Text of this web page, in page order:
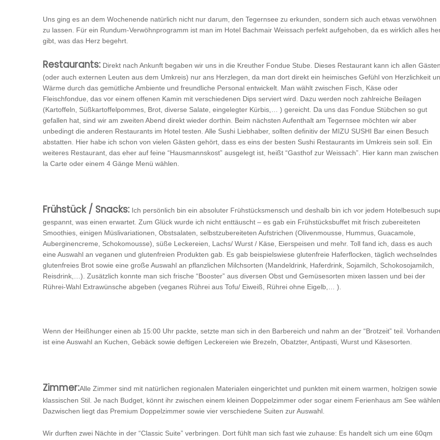
Uns ging es an dem Wochenende natürlich nicht nur darum, den Tegernsee zu erkunden, sondern sich auch etwas verwöhnen
zu lassen. Für ein Rundum-Verwöhnprogramm ist man im Hotel Bachmair Weissach perfekt aufgehoben, da es wirklich alles
gibt, was das Herz begehrt.
Restaurants: Direkt nach Ankunft begaben wir uns in die Kreuther Fondue Stube. Dieses Restaurant kann ich allen Gästen
(oder auch externen Leuten aus dem Umkreis) nur ans Herzlegen, da man dort direkt ein heimisches Gefühl von Herzlichkeit
Wärme durch das gemütliche Ambiente und freundliche Personal entwickelt. Man wählt zwischen Fisch, Käse oder
Fleischfondue, das vor einem offenen Kamin mit verschiedenen Dips serviert wird. Dazu werden noch zahlreiche Beilagen
(Kartoffeln, Süßkartoffelpommes, Brot, diverse Salate, eingelegter Kürbis,… ) gereicht. Da uns das Fondue Stübchen so gut
gefallen hat, sind wir am zweiten Abend direkt wieder dorthin. Beim nächsten Aufenthalt am Tegernsee möchten wir aber
unbedingt die anderen Restaurants im Hotel testen. Alle Sushi Liebhaber, sollten definitiv der MIZU SUSHI Bar einen Besuch
abstatten. Hier habe ich schon von vielen Gästen gehört, dass es eins der besten Sushi Restaurants im Umkreis sein soll. Ein
weiteres Restaurant, das eher auf feine “Hausmannskost” ausgelegt ist, heißt “Gasthof zur Weissach”. Hier kann man zwischen
la Carte oder einem 4 Gänge Menü wählen.
Frühstück / Snacks: Ich persönlich bin ein absoluter Frühstücksmensch und deshalb bin ich vor jedem Hotelbesuch
gespannt, was einen erwartet. Zum Glück wurde ich nicht enttäuscht – es gab ein Frühstücksbuffet mit frisch zubereiteten
Smoothies, einigen Müslivariationen, Obstsalaten, selbstzubereiteten Aufstrichen (Olivenmousse, Hummus, Guacamole,
Auberginencreme, Schokomousse), süße Leckereien, Lachs/ Wurst / Käse, Eierspeisen und mehr. Toll fand ich, dass es auch
eine Auswahl an veganen und glutenfreien Produkten gab. Es gab beispielswiese glutenfreie Haferflocken, täglich wechselndes
glutenfreies Brot sowie eine große Auswahl an pflanzlichen Milchsorten (Mandeldrink, Haferdrink, Sojamilch, Schokosojamilch,
Reisdrink,…). Zusätzlich konnte man sich frische “Booster” aus diversen Obst und Gemüsesorten mixen lassen und bei der
Rührei-Wahl Extrawünsche abgeben (veganes Rührei aus Tofu/ Eiweiß, Rührei ohne Eigelb,… ).
Wenn der Heißhunger einen ab 15:00 Uhr packte, setzte man sich in den Barbereich und nahm an der “Brotzeit” teil. Vorhanden
ist eine Auswahl an Kuchen, Gebäck sowie deftigen Leckereien wie Brezeln, Obatzter, Antipasti, Wurst und Käsesorten.
Zimmer:Alle Zimmer sind mit natürlichen regionalen Materialen eingerichtet und punkten mit einem warmen, holzigen sowie
klassischen Stil. Je nach Budget, könnt ihr zwischen einem kleinen Doppelzimmer oder sogar einem Ferienhaus am See wählen.
Dazwischen liegt das Premium Doppelzimmer sowie vier verschiedene Suiten zur Auswahl.
Wir durften zwei Nächte in der “Classic Suite” verbringen. Dort fühlt man sich fast wie zuhause: Es handelt sich um eine 60qm